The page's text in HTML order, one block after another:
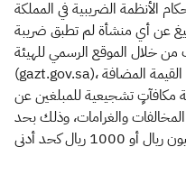
عن أي منشأة لم تطبق ضريبة
بنسبة 15%، وذلك من خلال الموقع الرسمي للهيئة
(gazt.gov.sa)، أو استخدام التطبيق الخاص بضريبة القيمة المضافة
مكافآتٍ تشجيعية للمبلغين عن
بـ 2,5% من قيمة المخالفات والغرامات، وذلك بحد